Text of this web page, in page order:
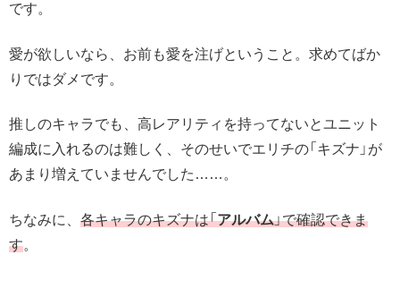
です。
愛が欲しいなら、お前も愛を注げということ。求めてばか
りではダメです。
推しのキャラでも、高レアリティを持ってないとユニット
編成に入れるのは難しく、そのせいでエリチの「キズナ」が
あまり増えていませんでした……。
ちなみに、 各キャラのキズナは「アルバム」で確認できま
す。